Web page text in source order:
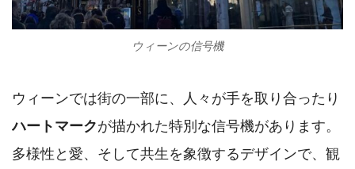
ウィーンの信号機
ウィーンでは街の一部に、人々が手を取り合ったり
ハートマークが描かれた特別な信号機があります。
多様性と愛、そして共生を象徴するデザインで、観